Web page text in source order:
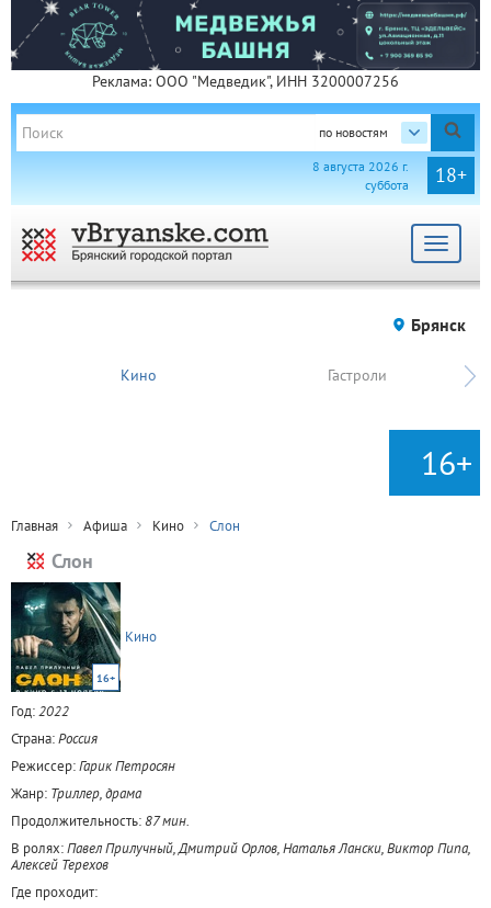
Реклама: ООО "Медведик", ИНН 3200007256
по новостям
18+
8 августа 2026 г.
суббота
Toggle
Брянск
Кино Гастроли
16+
Главная Афиша Кино Слон
Слон
16+
Кино
Год:2022
Страна:Россия
Режиссер:Гарик Петросян
Жанр: Триллер, драма
Продолжительность:87 мин.
В ролях:Павел Прилучный, Дмитрий Орлов, Наталья Лански, Виктор Пипа,
Алексей Терехов
Где проходит: